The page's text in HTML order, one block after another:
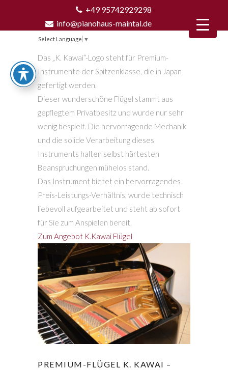
+49 95742929298
info@pianohaus-maintal.de
Select Language ▼
Das „K. Kawai“-Logo steht für Premium-
Instrumente der Spitzenklasse, die in Japan
gefertigt werden.
Dieser wunderschöne Flügel stammt aus
gepflegtem Privatbesitz und wurde nur sehr
wenig bespielt. Die hervorragende Mechanik
und die solide Verarbeitung dieses
Instruments halten selbst härtesten
Beanspruchungen mühelos stand.
Das Instrument bietet ein hervorragendes
Preis-Leistungs-Verhältnis, wurde technisch
liebevoll aufgearbeitet und steht ab sofort
für Sie zum Anspielen bereit.
Zum Angebot K.Kawai Flügel
PREMIUM-FLÜGEL K. KAWAI –